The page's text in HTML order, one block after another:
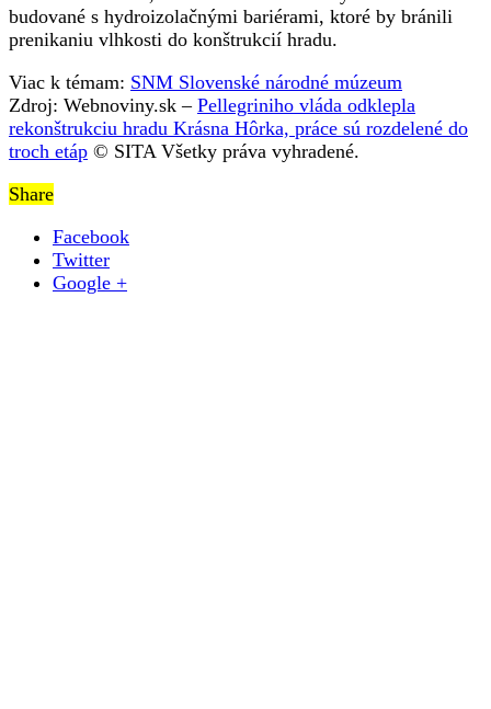
budované s hydroizolačnými bariérami, ktoré by bránili
prenikaniu vlhkosti do konštrukcií hradu.
Viac k témam: SNM Slovenské národné múzeum
Zdroj: Webnoviny.sk – Pellegriniho vláda odklepla
rekonštrukciu hradu Krásna Hôrka, práce sú rozdelené do
troch etáp © SITA Všetky práva vyhradené.
Share
Facebook
Twitter
Google +